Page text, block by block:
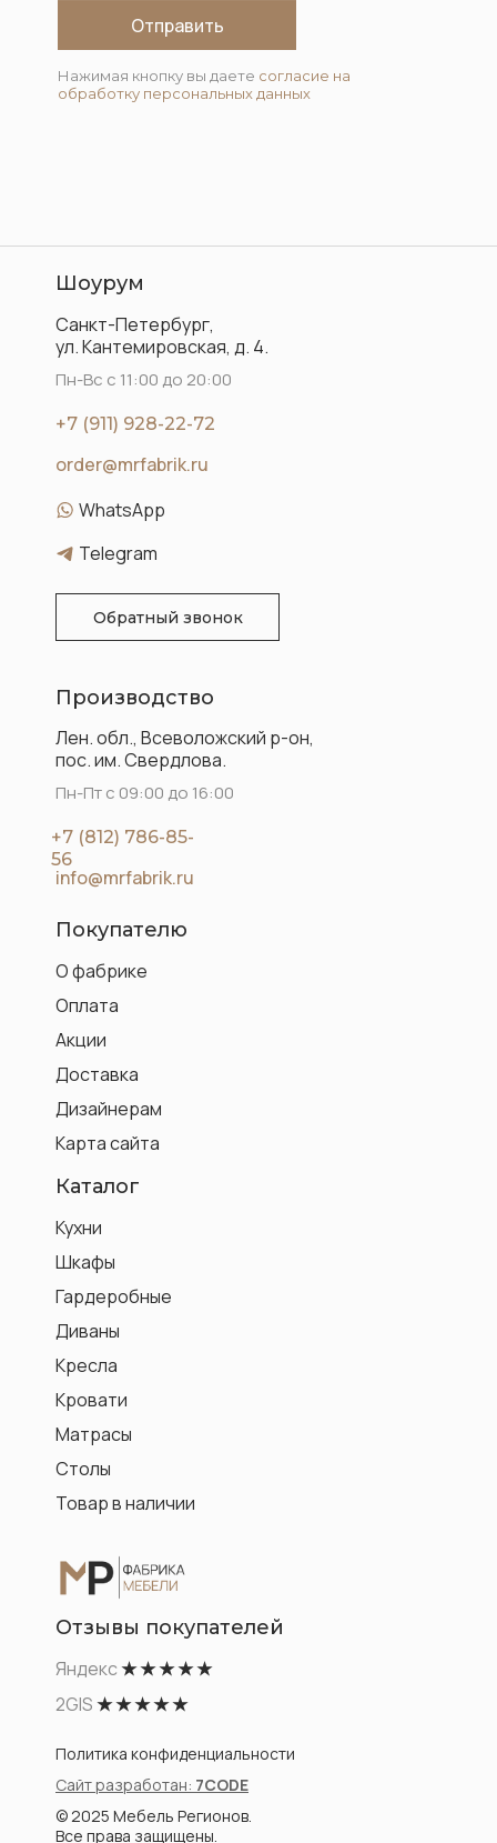
Отправить
Нажимая кнопку вы даете согласие на
обработку персональных данных
order@mrfabrik.ru
Политика конфиденциальности
© 2025 Мебель Регионов.
Все права защищены.
Санкт-Петербург,
ул. Кантемировская, д. 4.
Акции
Оплата
Доставка
О фабрике
Производство
Шоурум
Покупателю
Каталог
Отзывы покупателей
Сайт разработан: 7CODE
+7 (812) 786-85-
56
+7 (911) 928-22-72
Пн-Вс с 11:00 до 20:00
Пн-Пт с 09:00 до 16:00
Карта сайта
Дизайнерам
Кресла
Кровати
Диваны
Шкафы
Гардеробные
Кухни
WhatsApp
Telegram
Лен. обл., Всеволожский р-он,
пос. им. Свердлова.
info@mrfabrik.ru
Яндекс★ ★ ★ ★ ★
2GIS★ ★ ★ ★ ★
Столы
Матрасы
Товар в наличии
Обратный звонок